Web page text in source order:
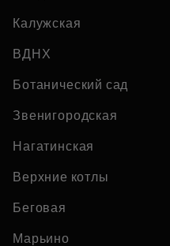
Калужская
ВДНХ
Ботанический сад
Звенигородская
Нагатинская
Верхние котлы
Беговая
Марьино